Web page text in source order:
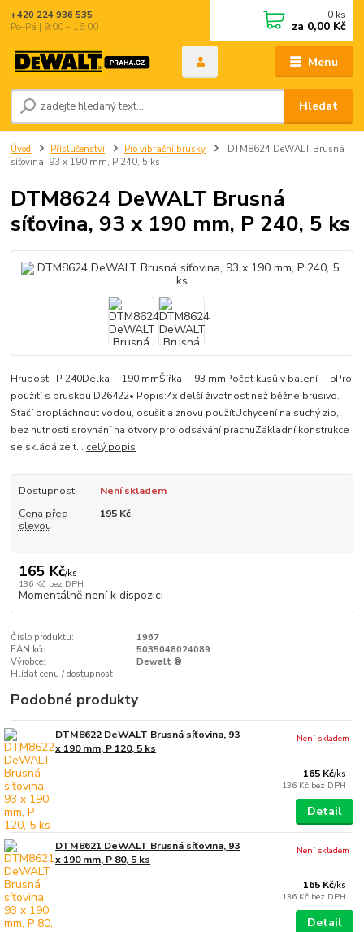
Menu
Hledat
+420 224 936 535
Po–Pá | 9:00 – 16:00
0 ks
za 0,00 Kč
Úvod Příslušenství Pro vibrační brusky
DTM8624 DeWALT Brusná
síťovina, 93 x 190 mm, P 240, 5 ks
DTM8624 DeWALT Brusná
síťovina, 93 x 190 mm, P 240, 5 ks
Hrubost P 240Délka 190 mmŠířka 93 mmPočet kusů v balení 5Pro
použití s bruskou D26422• Popis:4x delší životnost než běžné brusivo.
Stačí propláchnout vodou, osušit a znovu použítUchycení na suchý zip,
bez nutnosti srovnání na otvory pro odsávání prachuZákladní konstrukce
se skládá ze t... celý popis
Dostupnost
Není skladem
Cena před
slevou
195 Kč
165 Kč/ks
136 Kč bez DPH
Momentálně není k dispozici
Číslo produktu:
1967
EAN kód:
5035048024089
Výrobce:
Dewalt ®
Hlídat cenu / dostupnost
Podobné produkty
DTM8622 DeWALT Brusná síťovina, 93
x 190 mm, P 120, 5 ks
165 Kč/ks
136 Kč bez DPH
Není skladem
Detail
DTM8621 DeWALT Brusná síťovina, 93
x 190 mm, P 80, 5 ks
165 Kč/ks
136 Kč bez DPH
Není skladem
Detail